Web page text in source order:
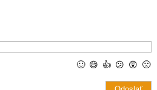
🙂 😄 👍 😕 😲 🙁